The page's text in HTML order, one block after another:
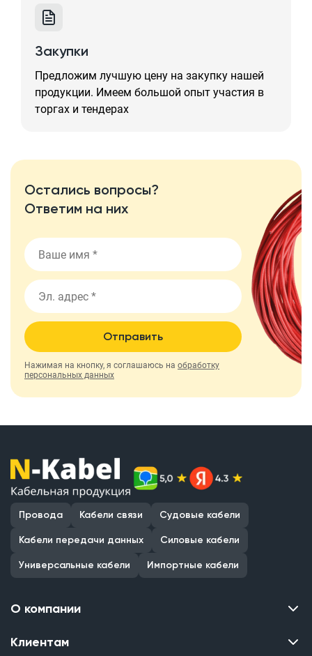
Закупки
Предложим лучшую цену на закупку нашей
продукции. Имеем большой опыт участия в
торгах и тендерах
Остались вопросы?
Ответим на них
Отправить
Нажимая на кнопку, я соглашаюсь на обработку
персональных данных
Провода Кабели связи Судовые кабели
Кабели передачи данных Силовые кабели
Универсальные кабели Импортные кабели
О компании
Контакты
Клиентам